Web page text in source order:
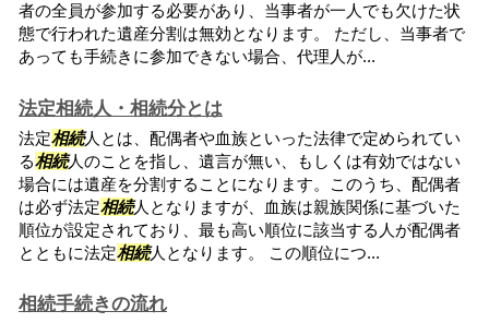
者の全員が参加する必要があり、当事者が一人でも欠けた状
態で行われた遺産分割は無効となります。 ただし、当事者で
あっても手続きに参加できない場合、代理人が...
法定相続人・相続分とは
法定相続人とは、配偶者や血族といった法律で定められてい
る相続人のことを指し、遺言が無い、もしくは有効ではない
場合には遺産を分割することになります。このうち、配偶者
は必ず法定相続人となりますが、血族は親族関係に基づいた
順位が設定されており、最も高い順位に該当する人が配偶者
とともに法定相続人となります。 この順位につ...
相続手続きの流れ